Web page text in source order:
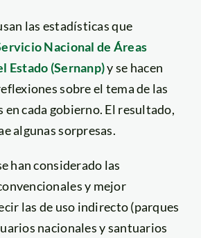
las estadísticas que
Nacional de Áreas
Estado (Sernanp)y se hacen
sobre el tema de las
en cada gobierno. El resultado,
algunas sorpresas.
han considerado las
y mejor
las de uso indirecto (parques
nacionales y santuarios